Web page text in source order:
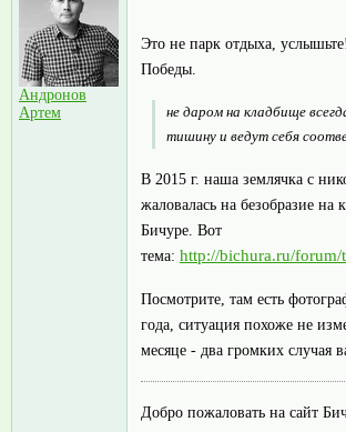
Андронов
Артем
Это не парк отдыха,
Победы.
не даром на кладбище
тишину и ведут себя
В 2015 г. наша землячка с
жаловалась на безобразие на
Бичуре. Вот
тема: http://bichura.ru/forum/
Посмотрите, там есть
года, ситуация похоже не
месяце - два громких случая
Добро пожаловать на сайт